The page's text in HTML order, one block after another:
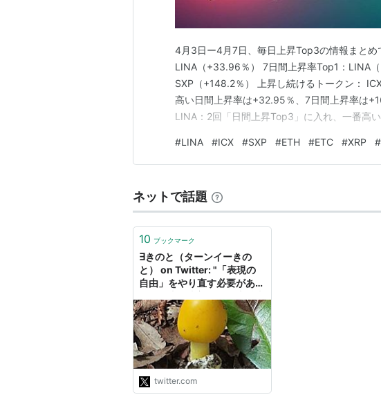
4月3日ー4月7日、毎日上昇Top3の情報まとめ
LINA（+33.96％） 7日間上昇率Top1：LINA
SXP（+148.2％） 上昇し続けるトークン：
高い日間上昇率は+32.95％、7日間上昇率は
LINA：2回「日間上昇Top3」に入れ、一番高
暗号通貨は価格変動が激しく、トレードの際は
#LINA #ICX #SXP #ETH #ETC #XRP #
ネットで話題
10 ブックマーク
∃きのと（ターンイーきの
と） on Twitter: "「表現の
自由」をやり直す必要があ
達が目指してるのは端的に表
現の自由じゃない。「オタク
の利権」だ。それの何がいか
んかって、そこからは排除さ
れるオタクがいる。そして、
表現の自由自体もだ。
https://t.co/5sxP58O2n9"
twitter.com